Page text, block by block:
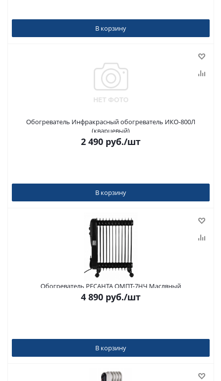
В корзину
Обогреватель Инфракрасный обогреватель ИКО-800Л
(кварцевый)
2 490 руб./шт
В корзину
Обогреватель РЕСАНТА ОМПТ-7НЧ Масляный
4 890 руб./шт
В корзину